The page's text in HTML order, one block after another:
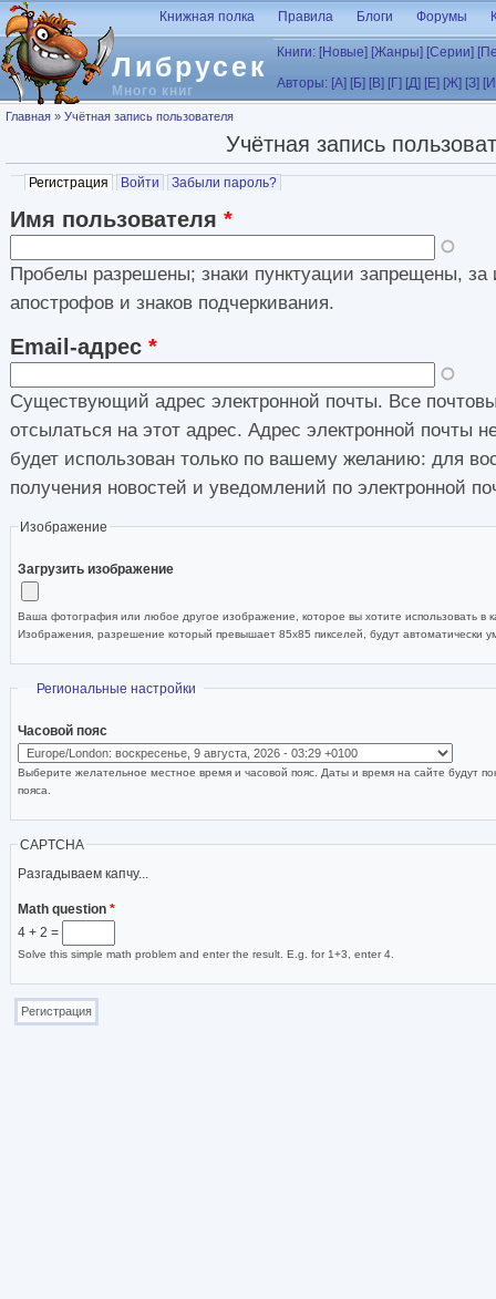
Перейти к основному содержанию
Либрусек
Много книг
Книжная полка Правила Блоги Форумы
Книги: [Новые] [Жанры] [Серии]
Авторы: [А] [Б] [В] [Г] [Д] [Е] [Ж] [З]
Вы здесь
Главная » Учётная запись пользователя
Учётная запись
Главные вкладки
Регистрация (активная вкладка)
Войти Забыли пароль?
Имя пользователя *
Пробелы разрешены; знаки пунктуации запрещены, за
апострофов и знаков подчеркивания.
Email-адрес *
Существующий адрес электронной почты. Все
отсылаться на этот адрес. Адрес электронной почты
будет использован только по вашему желанию: для
получения новостей и уведомлений по электронной
Изображение
Загрузить изображение
Ваша фотография или любое другое изображение, которое вы хотите использовать в
Изображения, разрешение который превышает 85x85 пикселей, будут автоматически
Скрыть
Региональные настройки
Часовой пояс
Выберите желательное местное время и часовой пояс. Даты и время на сайте будут
пояса.
CAPTCHA
Разгадываем капчу...
Math question *
4 + 2 =
Solve this simple math problem and enter the result. E.g. for 1+3, enter 4.